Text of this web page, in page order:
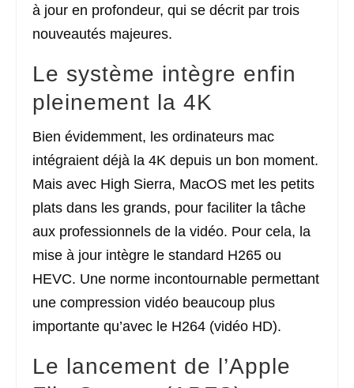
à jour en profondeur, qui se décrit par trois
nouveautés majeures.
Le système intègre enfin
pleinement la 4K
Bien évidemment, les ordinateurs mac
intégraient déjà la 4K depuis un bon moment.
Mais avec High Sierra, MacOS met les petits
plats dans les grands, pour faciliter la tâche
aux professionnels de la vidéo. Pour cela, la
mise à jour intègre le standard H265 ou
HEVC. Une norme incontournable permettant
une compression vidéo beaucoup plus
importante qu’avec le H264 (vidéo HD).
Le lancement de l’Apple